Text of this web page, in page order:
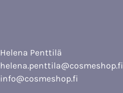
Helena Penttilä
helena.penttila@cosmeshop.fi
info@cosmeshop.fi